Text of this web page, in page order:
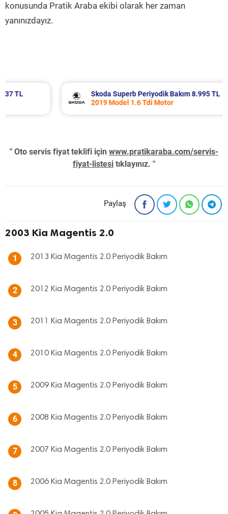
konusunda Pratik Araba ekibi olarak her zaman
yanınızdayız.
Skoda Superb Periyodik Bakım 8.995 TL
2019 Model 1.6 Tdi Motor
" Oto servis fiyat teklifi için www.pratikaraba.com/servis-
fiyat-listesi tıklayınız. "
Paylaş
2003 Kia Magentis 2.0
1 2013 Kia Magentis 2.0 Periyodik Bakım
2 2012 Kia Magentis 2.0 Periyodik Bakım
3 2011 Kia Magentis 2.0 Periyodik Bakım
4 2010 Kia Magentis 2.0 Periyodik Bakım
5 2009 Kia Magentis 2.0 Periyodik Bakım
6 2008 Kia Magentis 2.0 Periyodik Bakım
7 2007 Kia Magentis 2.0 Periyodik Bakım
8 2006 Kia Magentis 2.0 Periyodik Bakım